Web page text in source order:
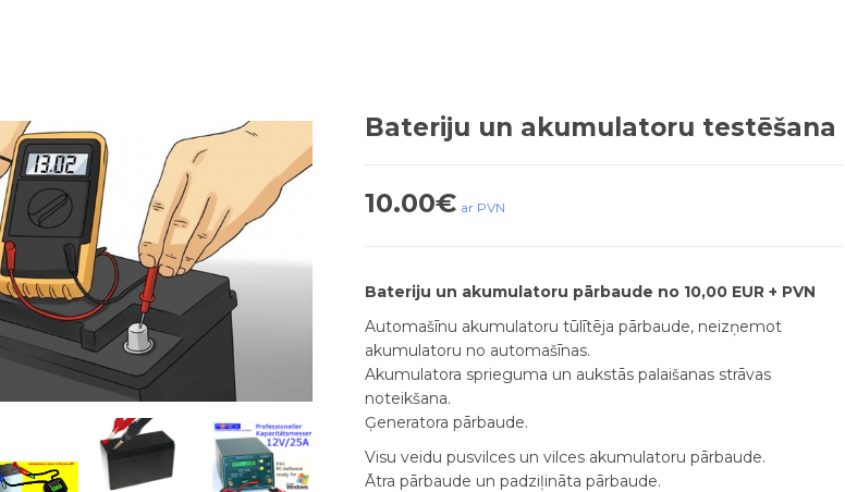
Bateriju un akumulatoru testēšana
10.00€ ar PVN
Bateriju un akumulatoru pārbaude no 10,00 EUR + PVN
Automašīnu akumulatoru tūlītēja pārbaude, neizņemot
akumulatoru no automašīnas.
Akumulatora sprieguma un aukstās palaišanas strāvas
noteikšana.
Ģeneratora pārbaude.
Visu veidu pusvilces un vilces akumulatoru pārbaude.
Ātra pārbaude un padziļināta pārbaude.